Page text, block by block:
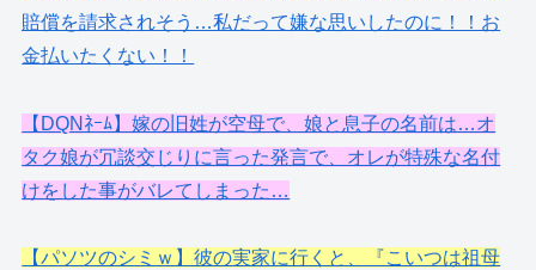
賠償を請求されそう…私だって嫌な思いしたのに！！お
金払いたくない！！
【DQNﾈｰﾑ】嫁の旧姓が空母で、娘と息子の名前は…オ
タク娘が冗談交じりに言った発言で、オレが特殊な名付
けをした事がバレてしまった…
【パソツのシミｗ】彼の実家に行くと、『こいつは祖母